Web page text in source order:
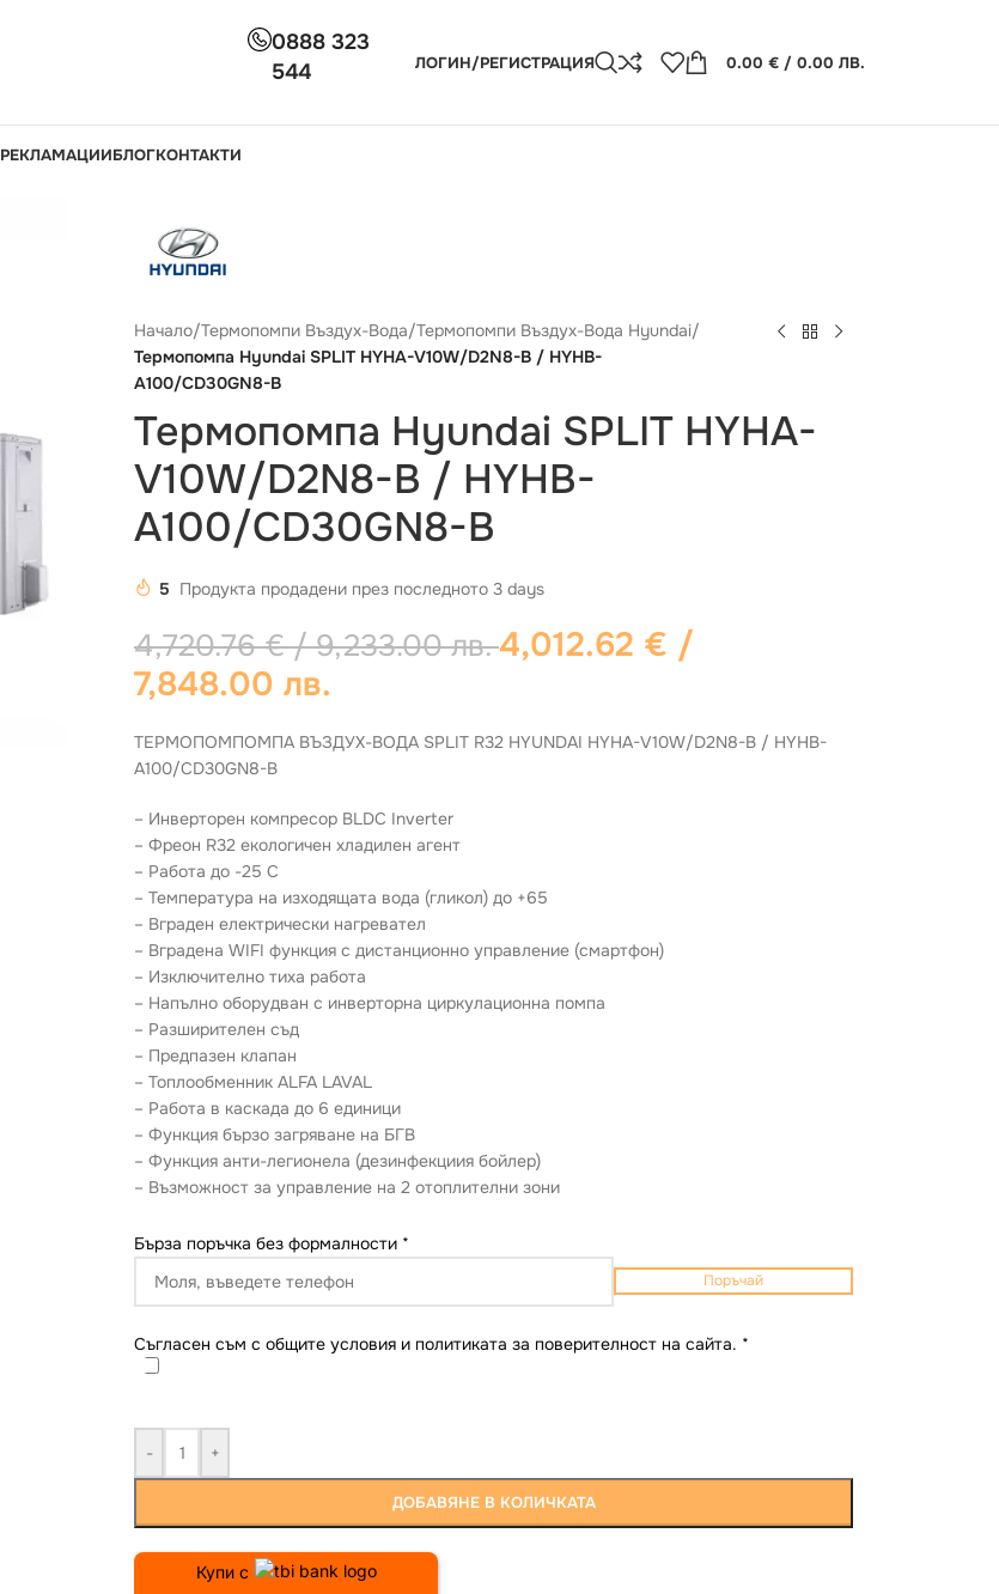
0888 323
544
ЛОГИН/РЕГИСТРАЦИЯ 0.00 € / 0.00 ЛВ.
РЕКЛАМАЦИИБЛОГКОНТАКТИ
Начало/Термопомпи Въздух-Вода/Термопомпи Въздух-Вода Hyundai/
Термопомпa Hyundai SPLIT HYHA-V10W/D2N8-B / HYHB-
A100/CD30GN8-B
Термопомпa Hyundai SPLIT HYHA-
V10W/D2N8-B / HYHB-
A100/CD30GN8-B
5 Продукта продадени през последното 3 days
4,720.76€/ 9,233.00 лв.4,012.62 € /
7,848.00 лв.
ТЕРМОПОМПОМПА ВЪЗДУХ-ВОДА SPLIT R32 HYUNDAI HYHA-V10W/D2N8-B / HYHB-
A100/CD30GN8-B
– Инверторен компресор BLDC Inverter
– Фреон R32 екологичен хладилен агент
– Работа до -25 C
– Температура на изходящата вода (гликол) до +65
– Вграден електрически нагревател
– Вградена WIFI функция с дистанционно управление (смартфон)
– Изключително тиха работа
– Напълно оборудван с инверторна циркулационна помпа
– Разширителен съд
– Предпазен клапан
– Топлообменник ALFA LAVAL
– Работа в каскада до 6 единици
– Функция бързо загряване на БГВ
– Функция анти-легионела (дезинфекциия бойлер)
– Възможност за управление на 2 отоплителни зони
Бърза поръчка без формалности *
Поръчай
Съгласен съм с общите условия и политиката за поверителност на сайта. *
- +
ДОБАВЯНЕ В КОЛИЧКАТА
Купи с